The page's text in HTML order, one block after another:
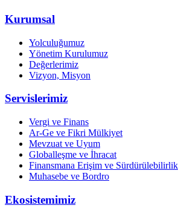
Kurumsal
Yolculuğumuz
Yönetim Kurulumuz
Değerlerimiz
Vizyon, Misyon
Servislerimiz
Vergi ve Finans
Ar-Ge ve Fikri Mülkiyet
Mevzuat ve Uyum
Globalleşme ve İhracat
Finansmana Erişim ve Sürdürülebilirlik
Muhasebe ve Bordro
Ekosistemimiz